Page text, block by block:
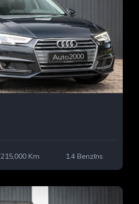
215,000 Km 1.4 Benzīns